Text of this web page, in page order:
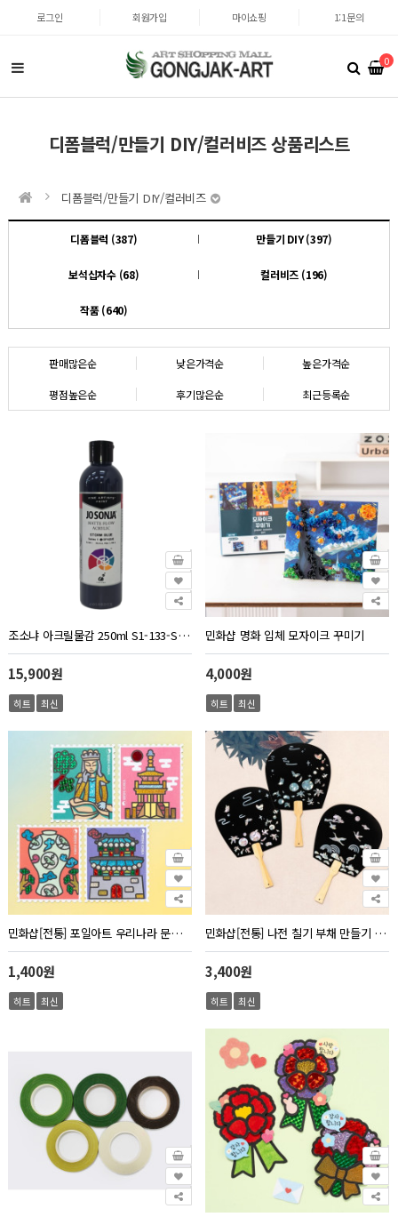
로그인 회원가입 마이쇼핑 1:1문의
0
디폼블럭/만들기 DIY/컬러비즈 상품리스트
디폼블럭/만들기 DIY/컬러비즈
디폼블럭 (387) 만들기 DIY (397)
보석십자수 (68) 컬러비즈 (196)
작품 (640)
판매많은순 낮은가격순 높은가격순
평점높은순 후기많은순 최근등록순
조소냐 아크릴물감 250ml S1-133-Storm Blue 스톰 블루
15,900원
히트 최신
민화샵 명화 입체 모자이크 꾸미기
4,000원
히트 최신
민화샵[전통] 포일아트 우리나라 문화유산 만들기 (사회 교과)
1,400원
히트 최신
민화샵[전통] 나전 칠기 부채 만들기 일반형 (수박, 학)
3,400원
히트 최신